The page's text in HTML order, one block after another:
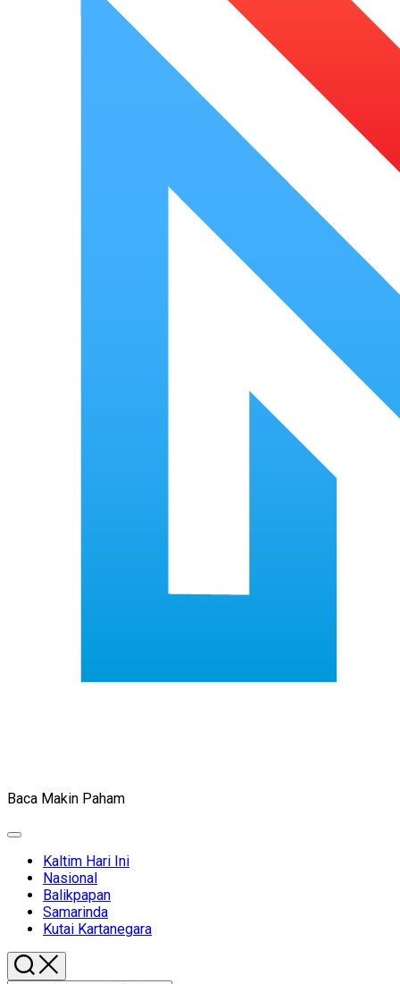
Baca Makin Paham
Expand
Kaltim Hari Ini
Nasional
Balikpapan
Samarinda
Kutai Kartanegara